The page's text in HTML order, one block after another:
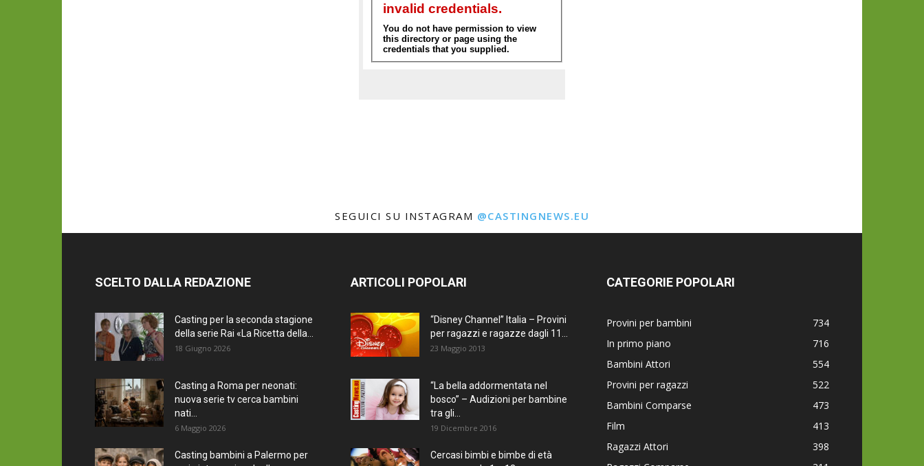
SEGUICI SU INSTAGRAM @CASTINGNEWS.EU
SCELTO DALLA REDAZIONE
Casting per la seconda stagione
della serie Rai «La Ricetta della...
18 Giugno 2026
Casting a Roma per neonati:
nuova serie tv cerca bambini
nati...
6 Maggio 2026
Casting bambini a Palermo per
ARTICOLI POPOLARI
“Disney Channel” Italia – Provini
per ragazzi e ragazze dagli 11...
23 Maggio 2013
“La bella addormentata nel
bosco” – Audizioni per bambine
tra gli...
19 Dicembre 2016
Cercasi bimbi e bimbe di età
CATEGORIE POPOLARI
Provini per bambini
734
In primo piano
716
Bambini Attori
554
Provini per ragazzi
522
Bambini Comparse
473
Film
413
Ragazzi Attori
398